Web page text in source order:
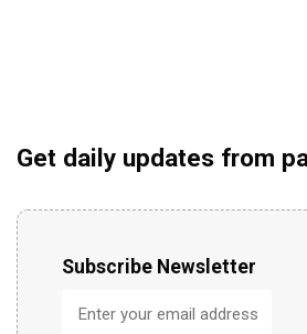
Get daily updates from
Subscribe Newsletter